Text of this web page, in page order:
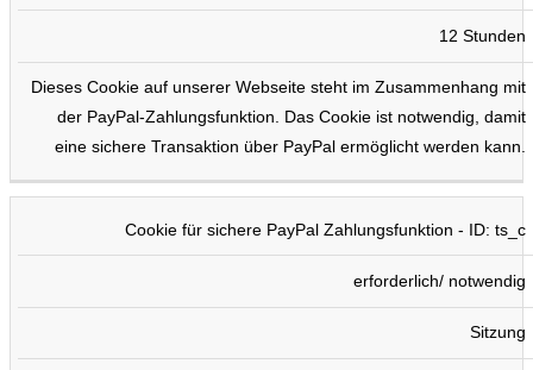
12 Stunden
Dieses Cookie auf unserer Webseite steht im Zusammenhang mit
der PayPal-Zahlungsfunktion. Das Cookie ist notwendig, damit
eine sichere Transaktion über PayPal ermöglicht werden kann.
Cookie für sichere PayPal Zahlungsfunktion - ID: ts_c
erforderlich/ notwendig
Sitzung